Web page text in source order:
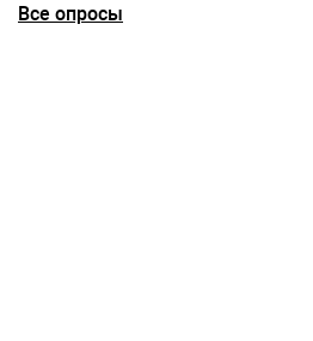
Все опросы